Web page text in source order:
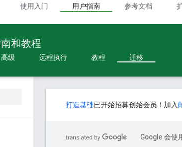
使用入门 用户指南 参考文档
和教程
高级 远程执行 教程 迁移
打造基础已开始招募创始会员！加入
Google 会使